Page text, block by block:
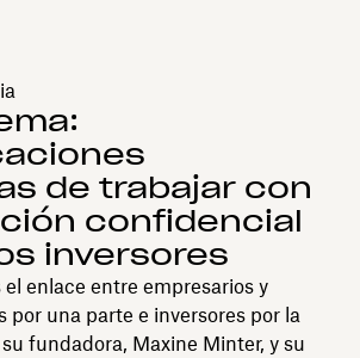
de trabajar con
confidencial
inversores
el enlace entre empresarios y
por una parte e inversores por la
fundadora, Maxine Minter, y su